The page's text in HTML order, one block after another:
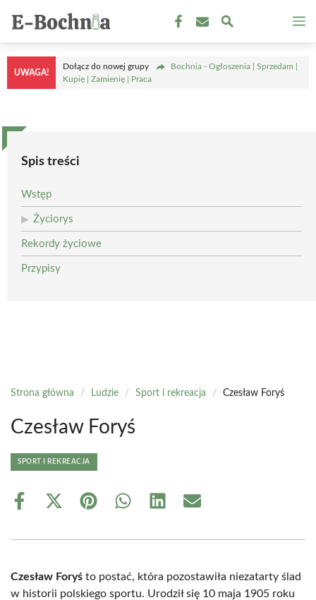
treści
UWAGA!
Dołącz do nowej grupy
Bochnia - Ogłoszenia | Sprzedam |
Kupię | Zamienię | Praca
Spis treści
Wstęp
Życiorys
Rekordy życiowe
Przypisy
Strona główna / Ludzie / Sport i rekreacja / Czesław Foryś
Czesław Foryś
SPORT I REKREACJA
Share
Share
(Twitter)
Share Share Share Share
Czesław Foryś to postać, która pozostawiła niezatarty ślad
w historii polskiego sportu. Urodził się 10 maja 1905 roku